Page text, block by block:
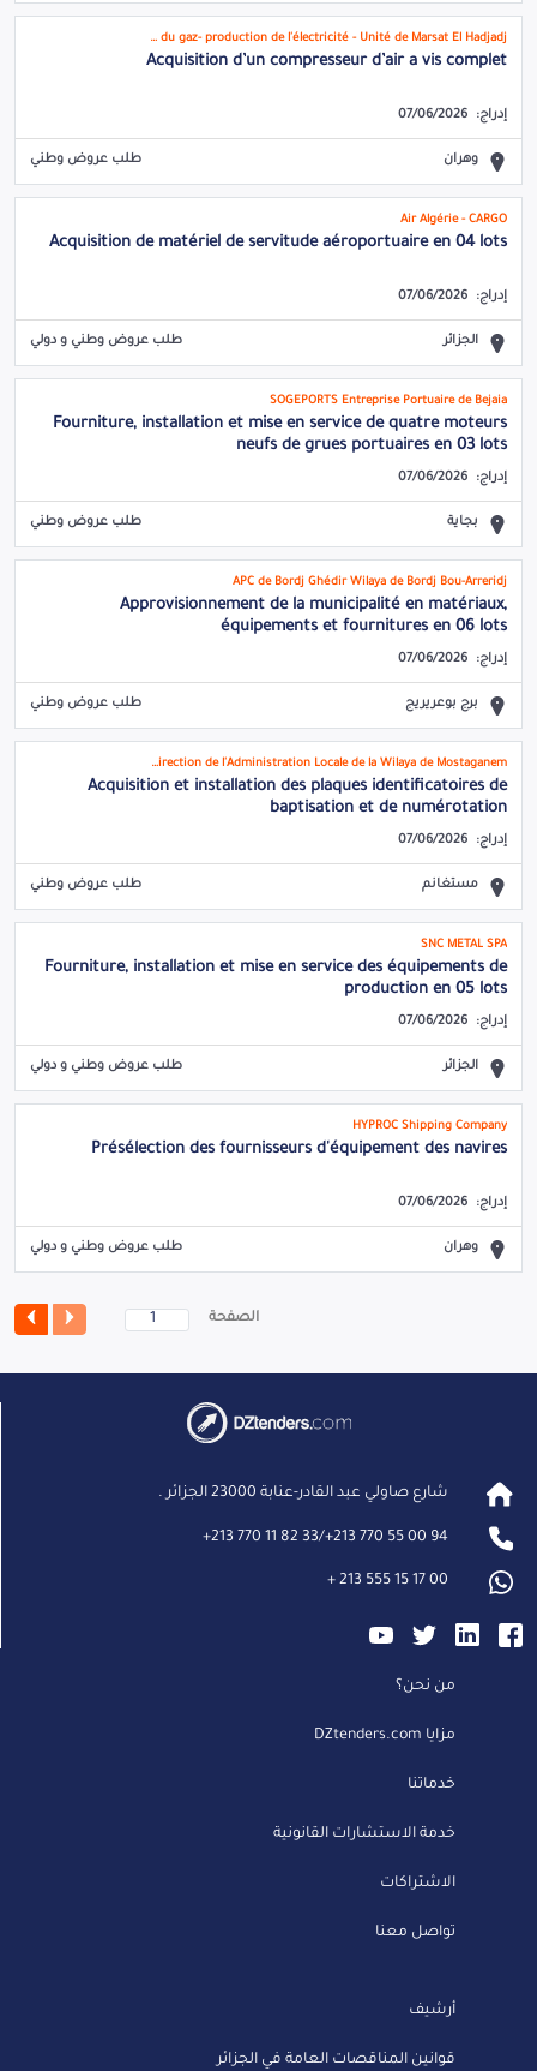
Société Algérienne de l'électricité et du gaz- production de l'électricité - Unité de Marsat El Hadjadj
Acquisition d’un compresseur d’air a vis complet
إدراج: 07/06/2026
وهران طلب عروض وطني
Air Algérie - CARGO
Acquisition de matériel de servitude aéroportuaire en 04 lots
إدراج: 07/06/2026
الجزائر طلب عروض وطني و دولي
SOGEPORTS Entreprise Portuaire de Bejaia
Fourniture, installation et mise en service de quatre moteurs
neufs de grues portuaires en 03 lots
إدراج: 07/06/2026
بجاية طلب عروض وطني
APC de Bordj Ghédir Wilaya de Bordj Bou-Arreridj
Approvisionnement de la municipalité en matériaux,
équipements et fournitures en 06 lots
إدراج: 07/06/2026
برج بوعريريج طلب عروض وطني
DAL - Direction de l'Administration Locale de la Wilaya de Mostaganem
Acquisition et installation des plaques identificatoires de
baptisation et de numérotation
إدراج: 07/06/2026
مستغانم طلب عروض وطني
SNC METAL SPA
Fourniture, installation et mise en service des équipements de
production en 05 lots
إدراج: 07/06/2026
الجزائر طلب عروض وطني و دولي
HYPROC Shipping Company
Présélection des fournisseurs d'équipement des navires
إدراج: 07/06/2026
وهران طلب عروض وطني و دولي
الصفحة
شارع صاولي عبد القادر-عنابة 23000 الجزائر .
+213 770 55 00 94
/
+213 770 11 82 33
+ 213 555 15 17 00
من نحن؟
مزايا DZtenders.com
خدماتنا
خدمة الاستشارات القانونية
الاشتراكات
تواصل معنا
أرشيف
قوانين المناقصات العامة في الجزائر